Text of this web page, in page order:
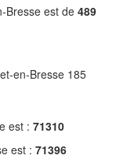
Bresse est de 489
en-Bresse 185
est : 71310
est : 71396